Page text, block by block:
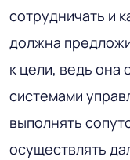
сотрудничать и
должна
к цели, ведь она
системами
выполнять
осуществлять